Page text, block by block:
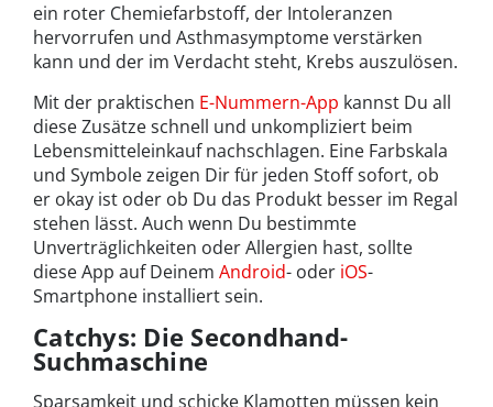
ein roter Chemiefarbstoff, der Intoleranzen
hervorrufen und Asthmasymptome verstärken
kann und der im Verdacht steht, Krebs auszulösen.
Mit der praktischen E-Nummern-App kannst Du all
diese Zusätze schnell und unkompliziert beim
Lebensmitteleinkauf nachschlagen. Eine Farbskala
und Symbole zeigen Dir für jeden Stoff sofort, ob
er okay ist oder ob Du das Produkt besser im Regal
stehen lässt. Auch wenn Du bestimmte
Unverträglichkeiten oder Allergien hast, sollte
diese App auf Deinem Android- oder iOS-
Smartphone installiert sein.
Catchys: Die Secondhand-
Suchmaschine
Sparsamkeit und schicke Klamotten müssen kein